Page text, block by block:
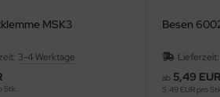
MSK3
3-4 Werktage
Stk.
Besen
ab 5,49
5,49 EUR pro